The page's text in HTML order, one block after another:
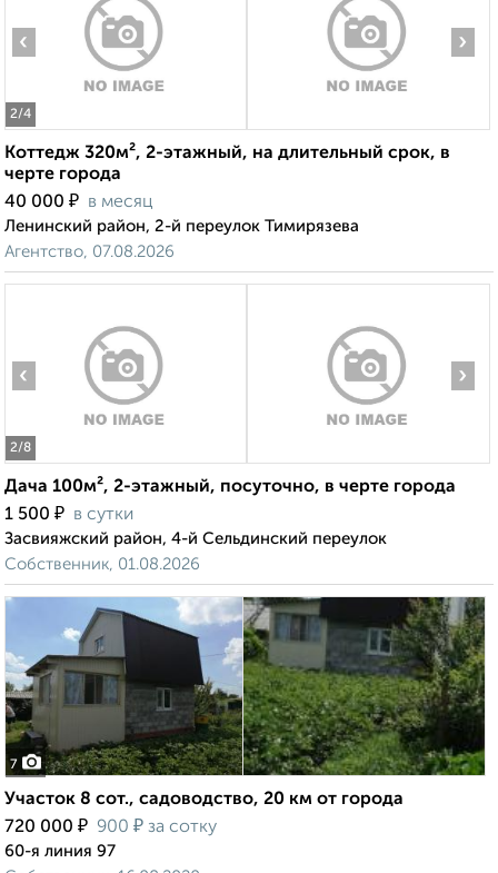
2/4
‹ ›
Коттедж 320м², 2-этажный, на длительный срок, в
черте города
40 000 ₽ в месяц
Ленинский район, 2-й переулок Тимирязева
Агентство, 07.08.2026
2/8
‹ ›
Дача 100м², 2-этажный, посуточно, в черте города
1 500 ₽ в сутки
Засвияжский район, 4-й Сельдинский переулок
Собственник, 01.08.2026
7
Участок 8 сот., садоводство, 20 км от города
720 000 ₽ 900 ₽ за сотку
60-я линия 97